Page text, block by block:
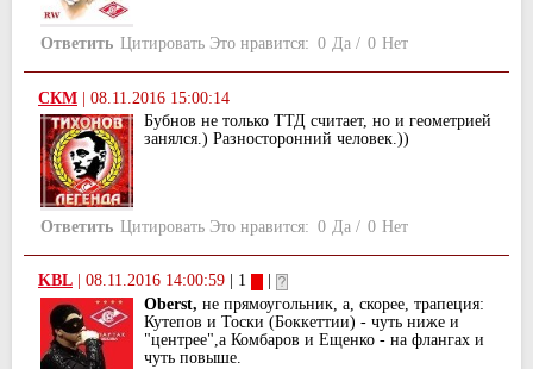
Ответить Цитировать Это нравится: 0 Да / 0 Нет
СКМ | 08.11.2016 15:00:14
Бубнов не только ТТД считает, но и геометрией
занялся.) Разносторонний человек.))
Ответить Цитировать Это нравится: 0 Да / 0 Нет
KBL 08.11.2016 14:00:59 | 1
Oberst, не прямоугольник, а, скорее, трапеция:
Кутепов и Тоски (Боккеттии) - чуть ниже и
"центрее",а Комбаров и Ещенко - на флангах и
чуть повыше.